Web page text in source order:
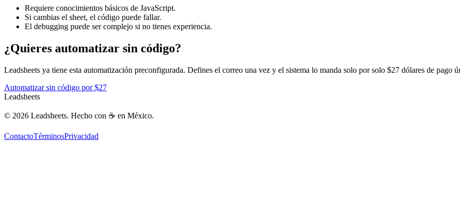
Requiere conocimientos básicos de JavaScript.
Si cambias el sheet, el código puede fallar.
El debugging puede ser complejo si no tienes experiencia.
¿Quieres automatizar sin código?
Leadsheets ya tiene esta automatización preconfigurada. Defines el correo una vez y el sistema lo manda solo por solo $27 dólares de pago
Automatizar sin código por $27
Leadsheets
© 2026 Leadsheets. Hecho con ☕ en México.
ContactoTérminosPrivacidad